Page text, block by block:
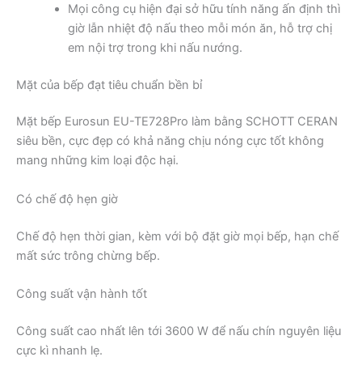
Mọi công cụ hiện đại sở hữu tính năng ấn định thì
giờ lẫn nhiệt độ nấu theo mỗi món ăn, hỗ trợ chị
em nội trợ trong khi nấu nướng.
Mặt của bếp đạt tiêu chuẩn bền bỉ
Mặt bếp Eurosun EU-TE728Pro làm bằng SCHOTT CERAN
siêu bền, cực đẹp có khả năng chịu nóng cực tốt không
mang những kim loại độc hại.
Có chế độ hẹn giờ
Chế độ hẹn thời gian, kèm với bộ đặt giờ mọi bếp, hạn chế
mất sức trông chừng bếp.
Công suất vận hành tốt
Công suất cao nhất lên tới 3600 W để nấu chín nguyên liệu
cực kì nhanh lẹ.